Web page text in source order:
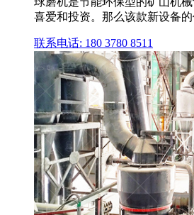
喜爱和投资。那么该款新设备
联系电话: 180 3780 8511